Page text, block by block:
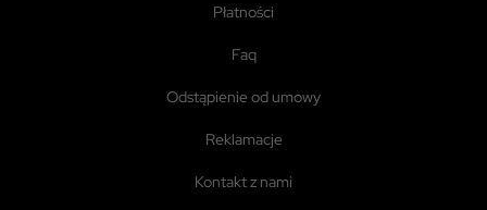
płatności
faq
odstąpienie od umowy
reklamacje
kontakt z nami